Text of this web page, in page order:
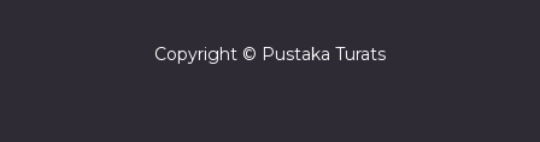
Copyright © Pustaka Turats